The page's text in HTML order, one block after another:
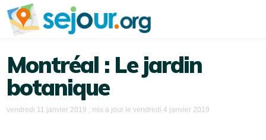
Montréal : Le jardin
botanique
vendredi 11 janvier 2019 , mis a jour levendredi 4 janvier 2019